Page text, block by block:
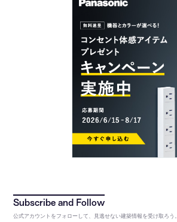
公式アカウントをフォローして、見逃せない建築情報を受け取ろう。